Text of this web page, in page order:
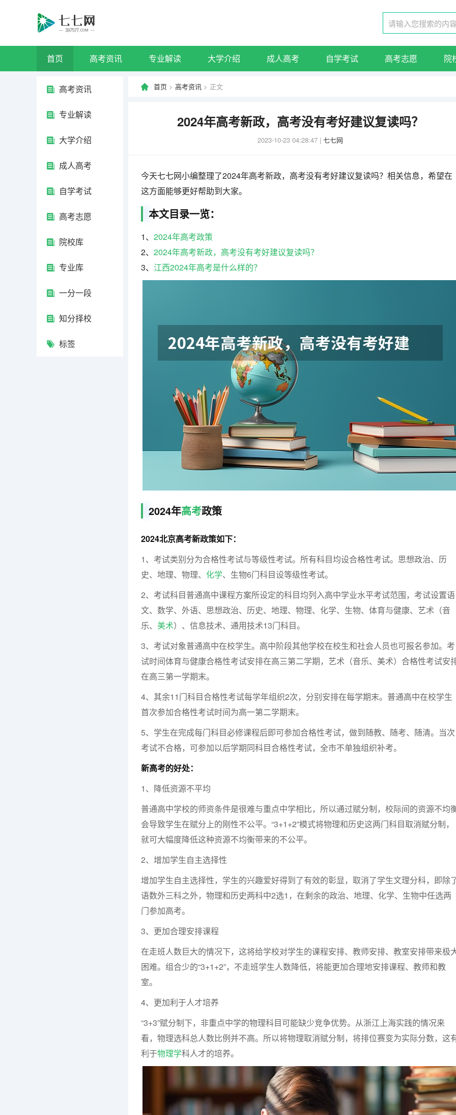
首页 高考资讯 专业解读 大学介绍 成人高考 自学考试 高考志愿 院
高考资讯
专业解读
大学介绍
成人高考
自学考试
高考志愿
院校库
专业库
一分一段
知分择校
标签
首页 > 高考资讯 > 正文
2024年高考新政，高考没有考好建议复读吗？
2023-10-23 04:28:47 | 七七网
今天七七网小编整理了2024年高考新政，高考没有考好建议复读吗？相关信息，希望在
这方面能够更好帮助到大家。
本文目录一览：
1、 2024年高考政策
2、 2024年高考新政，高考没有考好建议复读吗？
3、 江西2024年高考是什么样的？
2024年高考政策
2024北京高考新政策如下：
1、考试类别分为合格性考试与等级性考试。所有科目均设合格性考试。思想政治、历
史、地理、物理、 化学、生物6门科目设等级性考试。
2、考试科目普通高中课程方案所设定的科目均列入高中学业水平考试范围，考试设置语
文、数学、外语、思想政治、历史、地理、物理、化学、生物、体育与健康、艺术（音
乐、 美术）、信息技术、通用技术13门科目。
3、考试对象普通高中在校学生。高中阶段其他学校在校生和社会人员也可报名参加。考
试时间体育与健康合格性考试安排在高三第二学期，艺术（音乐、美术）合格性考试安
在高三第一学期末。
4、其余11门科目合格性考试每学年组织2次，分别安排在每学期末。普通高中在校学生
首次参加合格性考试时间为高一第二学期末。
5、学生在完成每门科目必修课程后即可参加合格性考试，做到随教、随考、随清。当次
考试不合格，可参加以后学期同科目合格性考试，全市不单独组织补考。
新高考的好处：
1、降低资源不平均
普通高中学校的师资条件是很难与重点中学相比，所以通过赋分制，校际间的资源不均
会导致学生在赋分上的刚性不公平。“3+1+2”模式将物理和历史这两门科目取消赋分制，
就可大幅度降低这种资源不均衡带来的不公平。
2、增加学生自主选择性
增加学生自主选择性，学生的兴趣爱好得到了有效的彰显，取消了学生文理分科，即除
语数外三科之外，物理和历史两科中2选1，在剩余的政治、地理、化学、生物中任选两
门参加高考。
3、更加合理安排课程
在走班人数巨大的情况下，这将给学校对学生的课程安排、教师安排、教室安排带来极
困难。组合少的“3+1+2”，不走班学生人数降低，将能更加合理地安排课程、教师和教
室。
4、更加利于人才培养
“3+3”赋分制下，非重点中学的物理科目可能缺少竞争优势。从浙江上海实践的情况来
看，物理选科总人数比例并不高。所以将物理取消赋分制，将排位赛变为实际分数，这
利于物理学科人才的培养。